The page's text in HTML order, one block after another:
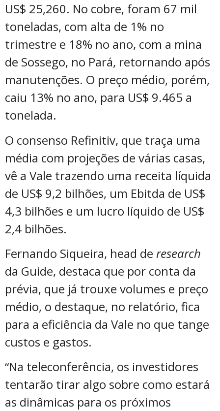
US$ 25,260. No cobre, foram 67 mil
toneladas, com alta de 1% no
trimestre e 18% no ano, com a mina
de Sossego, no Pará, retornando após
manutenções. O preço médio, porém,
caiu 13% no ano, para US$ 9.465 a
tonelada.
O consenso Refinitiv, que traça uma
média com projeções de várias casas,
vê a Vale trazendo uma receita líquida
de US$ 9,2 bilhões, um Ebitda de US$
4,3 bilhões e um lucro líquido de US$
2,4 bilhões.
Fernando Siqueira, head de research
da Guide, destaca que por conta da
prévia, que já trouxe volumes e preço
médio, o destaque, no relatório, fica
para a eficiência da Vale no que tange
custos e gastos.
“Na teleconferência, os investidores
tentarão tirar algo sobre como estará
as dinâmicas para os próximos